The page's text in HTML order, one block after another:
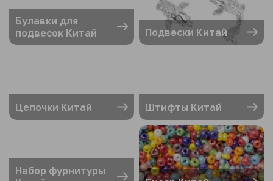
Булавки для
подвесок Китай
Подвески Китай
Цепочки Китай Штифты Китай
Набор фурнитуры